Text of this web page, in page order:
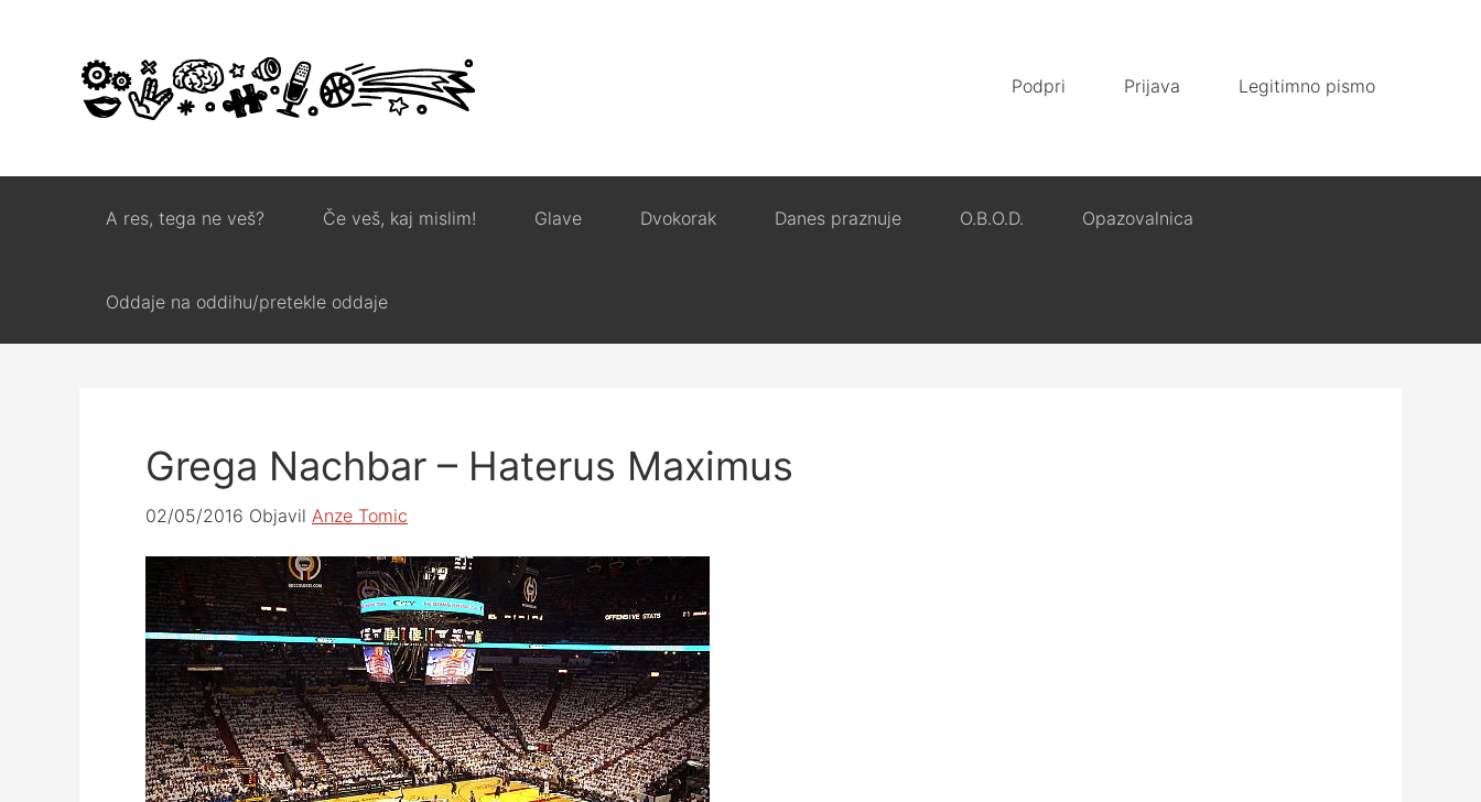
Podpri Prijava Legitimno pismo
A res, tega ne veš? Če veš, kaj mislim! Glave Dvokorak Danes praznuje O.B.O.D. Opazovalnica
Oddaje na oddihu/pretekle oddaje
Grega Nachbar – Haterus Maximus
02/05/2016 Objavil Anze Tomic